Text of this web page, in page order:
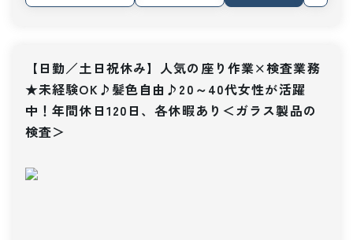
【日勤／土日祝休み】人気の座り作業×検査業務
★未経験OK♪髪色自由♪20～40代女性が活躍
中！年間休日120日、各休暇あり＜ガラス製品の
検査＞